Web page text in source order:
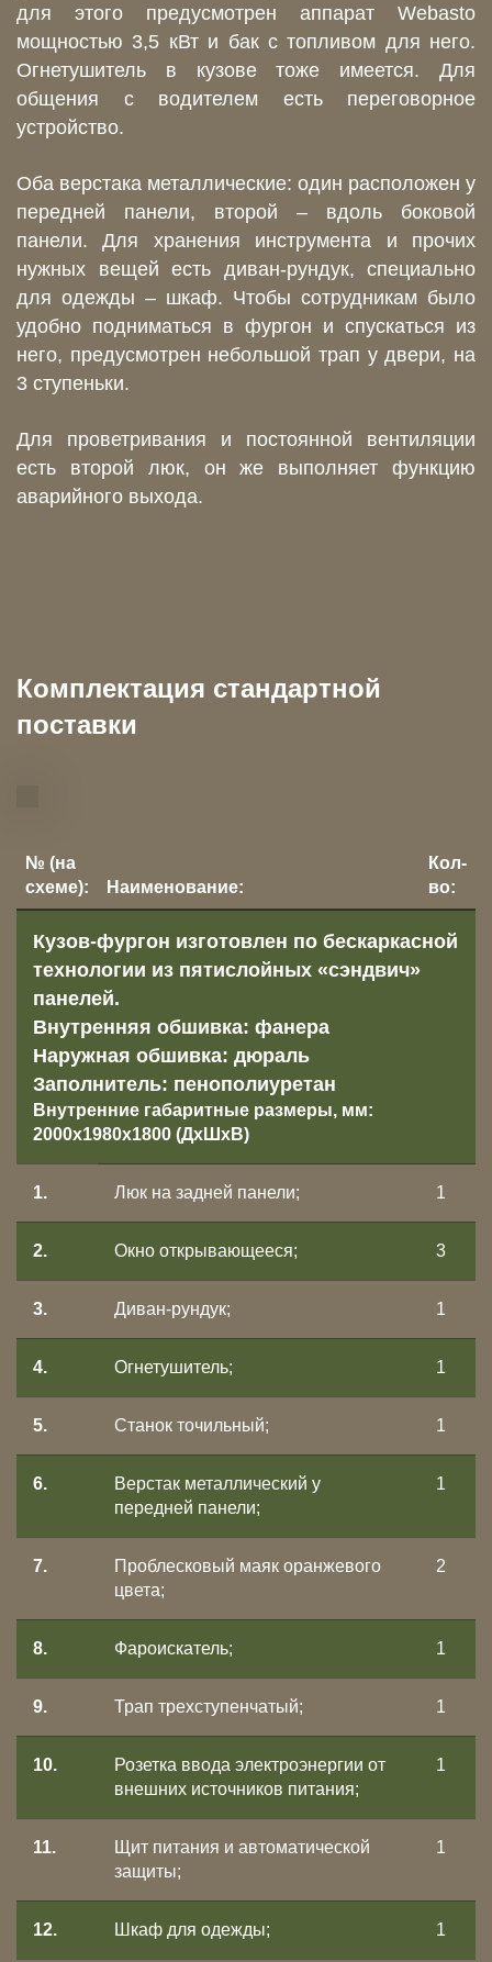
для этого предусмотрен аппарат Webasto
мощностью 3,5 кВт и бак с топливом для него.
Огнетушитель в кузове тоже имеется. Для
общения с водителем есть переговорное
устройство.
Оба верстака металлические: один расположен у
передней панели, второй – вдоль боковой
панели. Для хранения инструмента и прочих
нужных вещей есть диван-рундук, специально
для одежды – шкаф. Чтобы сотрудникам было
удобно подниматься в фургон и спускаться из
него, предусмотрен небольшой трап у двери, на
3 ступеньки.
Для проветривания и постоянной вентиляции
есть второй люк, он же выполняет функцию
аварийного выхода.
Комплектация стандартной
поставки
№ (на
схеме):
Наименование:
Кол-
во:
Кузов-фургон изготовлен по бескаркасной
технологии из пятислойных «сэндвич»
панелей.
Внутренняя обшивка: фанера
Наружная обшивка: дюраль
Заполнитель: пенополиуретан
Внутренние габаритные размеры, мм:
2000х1980х1800 (ДхШхВ)
1. Люк на задней панели; 1
2. Окно открывающееся; 3
3. Диван-рундук; 1
4. Огнетушитель; 1
5. Станок точильный; 1
6.
Верстак металлический у
передней панели;
1
7.
Проблесковый маяк оранжевого
цвета;
2
8. Фароискатель; 1
9. Трап трехступенчатый; 1
10.
Розетка ввода электроэнергии от
внешних источников питания;
1
11.
Щит питания и автоматической
защиты;
1
12. Шкаф для одежды; 1